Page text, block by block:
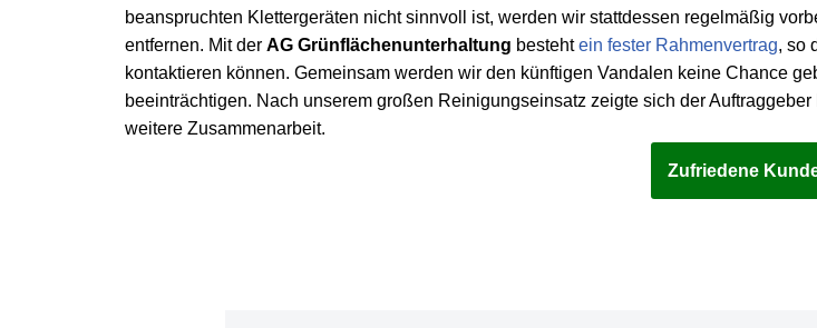
beanspruchten Klettergeräten nicht sinnvoll ist, werden wir stattdessen regelmäßig
entfernen. Mit der AG Grünflächenunterhaltung bestehtein fester Rahmenvertrag, so
kontaktieren können. Gemeinsam werden wir den künftigen Vandalen keine Chance
beeinträchtigen. Nach unserem großen Reinigungseinsatz zeigte sich der
weitere Zusammenarbeit.
Zufriedene